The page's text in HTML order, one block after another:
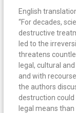
English
“For decades,
destructive
led to the
threatens
legal, cultural
and with
the authors
destruction
legal means